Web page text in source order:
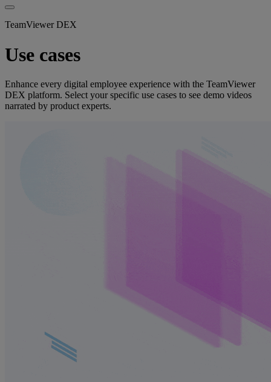
TeamViewer DEX
Use cases
Enhance every digital employee experience with the TeamViewer
DEX platform. Select your specific use cases to see demo videos
narrated by product experts.